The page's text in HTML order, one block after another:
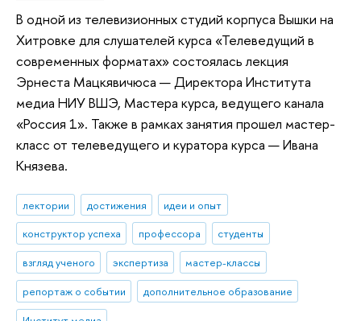
В одной из телевизионных студий корпуса Вышки на
Хитровке для слушателей курса «Телеведущий в
современных форматах» состоялась лекция
Эрнеста Мацкявичюса — Директора Института
медиа НИУ ВШЭ, Мастера курса, ведущего канала
«Россия 1». Также в рамках занятия прошел мастер-
класс от телеведущего и куратора курса — Ивана
Князева.
лектории достижения
идеи и опыт
конструктор успеха
профессора
студенты
взгляд ученого
экспертиза
мастер-классы
репортаж о событии
дополнительное образование